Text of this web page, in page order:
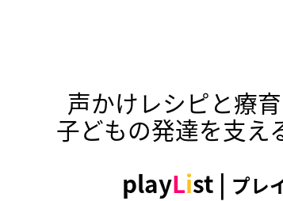
声かけレシピと療
子どもの発達を支え
playList | プレ